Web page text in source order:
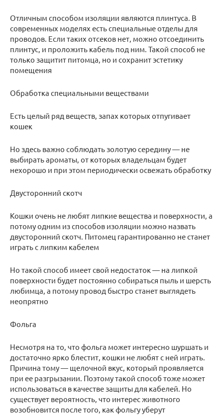
Отличным способом изоляции являются плинтуса. В
современных моделях есть специальные отделы для
проводов. Если таких отсеков нет, можно отсоединить
плинтус, и проложить кабель под ним. Такой способ не
только защитит питомца, но и сохранит эстетику
помещения
Обработка специальными веществами
Есть целый ряд веществ, запах которых отпугивает
кошек
Но здесь важно соблюдать золотую середину — не
выбирать ароматы, от которых владельцам будет
нехорошо и при этом периодически освежать обработку
Двусторонний скотч
Кошки очень не любят липкие вещества и поверхности, а
потому одним из способов изоляции можно назвать
двусторонний скотч. Питомец гарантированно не станет
играть с липким кабелем
Но такой способ имеет свой недостаток — на липкой
поверхности будет постоянно собираться пыль и шерсть
любимца, а потому провод быстро станет выглядеть
неопрятно
Фольга
Несмотря на то, что фольга может интересно шуршать и
достаточно ярко блестит, кошки не любят с ней играть.
Причина тому — щелочной вкус, который проявляется
при ее разгрызании. Поэтому такой способ тоже может
использоваться в качестве защиты для кабелей. Но
существует вероятность, что интерес животного
возобновится после того, как фольгу уберут